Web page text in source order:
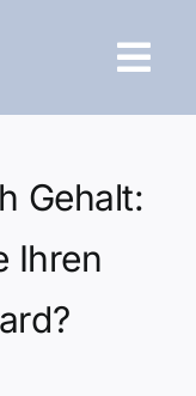
Gehalt:
Ihren